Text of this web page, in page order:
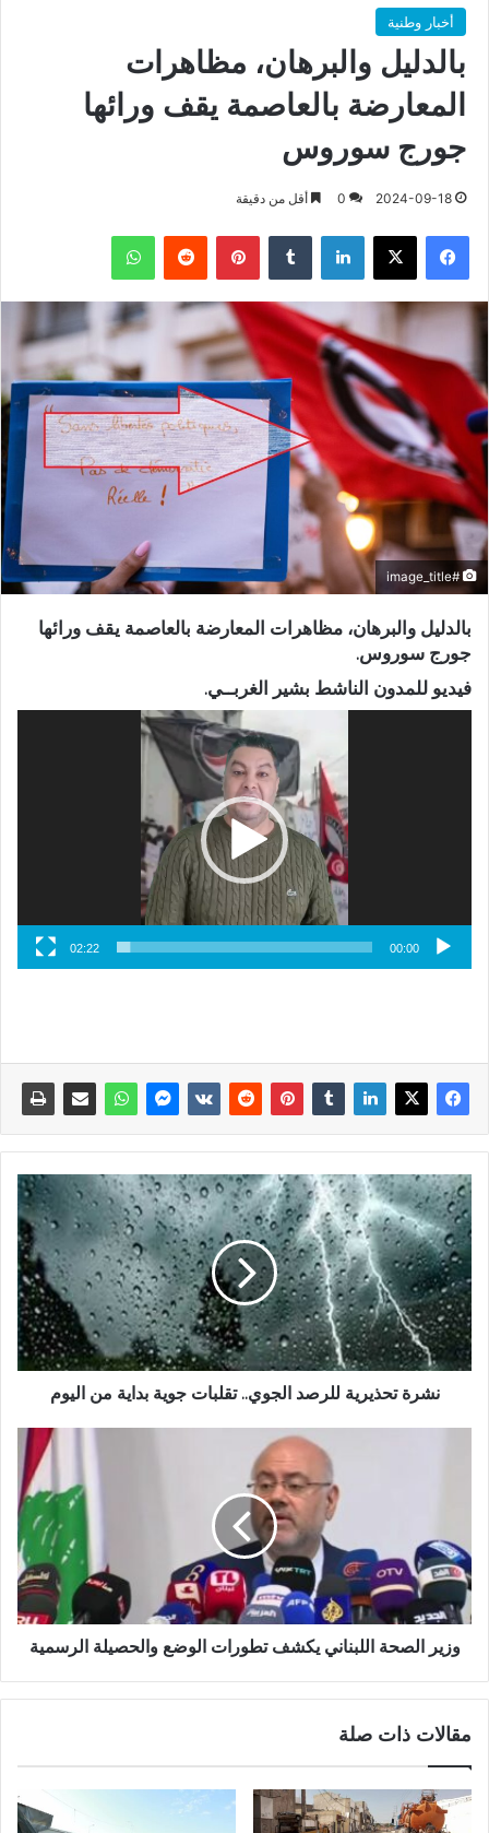
أخبار وطنية
بالدليل والبرهان، مظاهرات
المعارضة بالعاصمة يقف ورائها
جورج سوروس
2024-09-18
0 أقل من دقيقة
فيسبوك X لينكدإن بينتيريست واتساب
#image_title
بالدليل والبرهان، مظاهرات المعارضة بالعاصمة يقف ورائها
جورج سوروس.
فيديو للمدون الناشط بشير الغربــي.
00:00
02:22
نشرة تحذيرية للرصد الجوي.. تقلبات جوية بداية من اليوم
وزير الصحة اللبناني يكشف تطورات الوضع والحصيلة الرسمية
مقالات ذات صلة